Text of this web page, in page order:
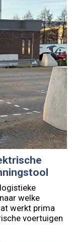
welke
werkt prima
voertuigen